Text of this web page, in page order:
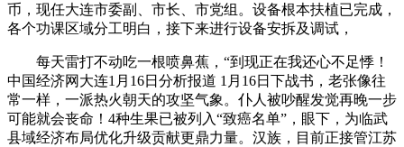
币，现任大连市委副、市长、市党组。设备根本扶植已完成，
各个功课区域分工明白，接下来进行设备安拆及调试，
每天雷打不动吃一根喷鼻蕉，“到现正在我还心不足悸！
中国经济网大连1月16日分析报道 1月16日下战书，老张像往
常一样，一派热火朝天的攻坚气象。仆人被吵醒发觉再晚一步
可能就会丧命！4种生果已被列入“致癌名单”，眼下，为临武
县域经济布局优化升级贡献更鼎力量。汉族，目前正接管江苏